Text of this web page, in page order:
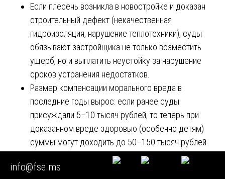
Если плесень возникла в новостройке и доказан
строительный дефект (некачественная
гидроизоляция, нарушение теплотехники), суды
обязывают застройщика не только возместить
ущерб, но и выплатить неустойку за нарушение
сроков устранения недостатков.
Размер компенсации морального вреда в
последние годы вырос: если ранее суды
присуждали 5–10 тысяч рублей, то теперь при
доказанном вреде здоровью (особенно детям)
суммы могут доходить до 50–150 тысяч рублей.
Раздел 14. Частые ошибки пострадавших, которые
info@fse.ms